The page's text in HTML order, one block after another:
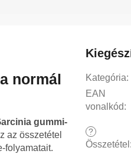
normál
gummi-
az összetétel
folyamatait.
Kategória:
EAN
vonalkód:
?
Összetétel :